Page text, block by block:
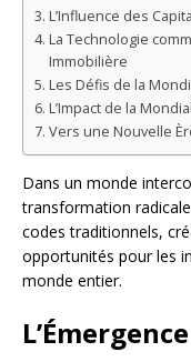
L’Influence des
La Technologie
Immobilière
Les Défis de la
L’Impact de la
Vers une Nouvelle
Dans un monde
transformation
codes traditionnels,
opportunités pour les
monde entier.